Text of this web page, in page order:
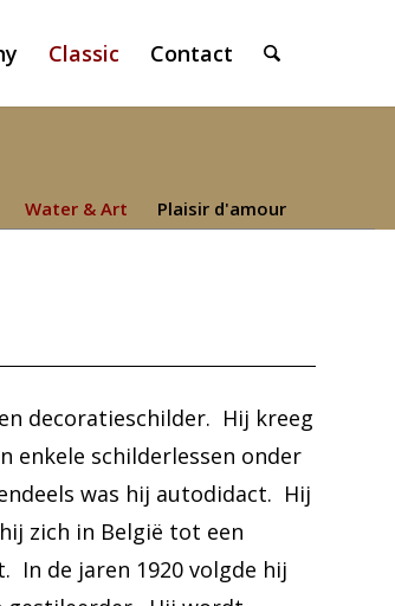
Classic Contact
Water & Art
Plaisir d'amour
decoratieschilder. Hij kreeg
enkele schilderlessen onder
was hij autodidact. Hij
zich in België tot een
In de jaren 1920 volgde hij